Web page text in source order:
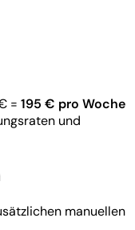
= 195 € pro Woche
und
manuellen